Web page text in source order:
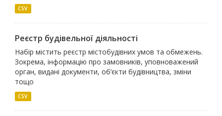
CSV
Реєстр будівельної діяльності
Набір містить реєстр містобудівних умов та обмежень.
Зокрема, інформацію про замовників, уповноважений
орган, видані документи, об’єкти будівництва, зміни
тощо
CSV